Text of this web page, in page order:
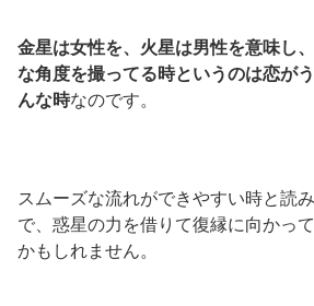
金星は女性を、火星は男性を意味し
な角度を撮ってる時というのは恋が
んな時なのです。
スムーズな流れができやすい時と読
で、惑星の力を借りて復縁に向かっ
かもしれません。